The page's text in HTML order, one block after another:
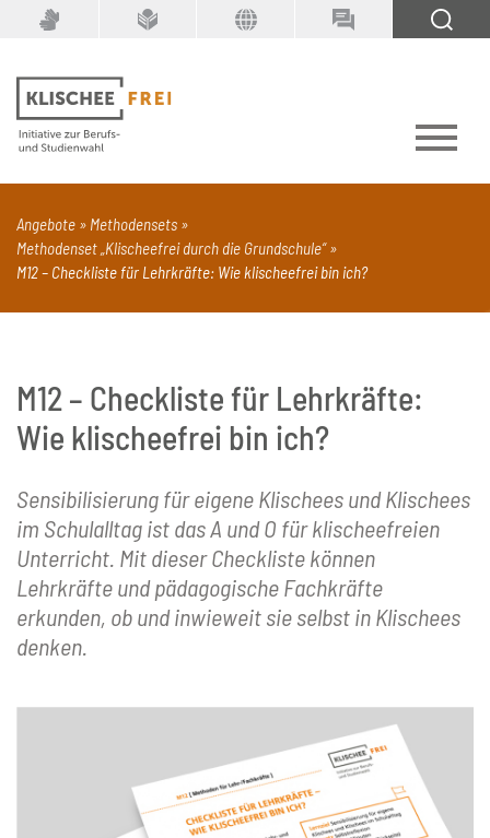
Suchbegriff
PDF Seite mit Video Alle Dokumenttypen
Angebote
Methodensets
Methodenset „Klischeefrei durch die Grundschule“
M12 – Checkliste für Lehrkräfte: Wie klischeefrei bin ich?
M12 – Checkliste für Lehrkräfte:
Wie klischeefrei bin ich?
Sensibilisierung für eigene Klischees und Klischees
im Schulalltag ist das A und O für klischeefreien
Unterricht. Mit dieser Checkliste können
Lehrkräfte und pädagogische Fachkräfte
erkunden, ob und inwieweit sie selbst in Klischees
denken.